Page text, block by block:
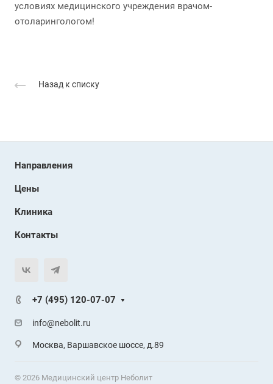
условиях медицинского учреждения врачом-
отоларингологом!
Назад к списку
Направления
Цены
Клиника
Контакты
+7 (495) 120-07-07
info@nebolit.ru
Москва, Варшавское шоссе, д.89
© 2026 Медицинский центр Неболит